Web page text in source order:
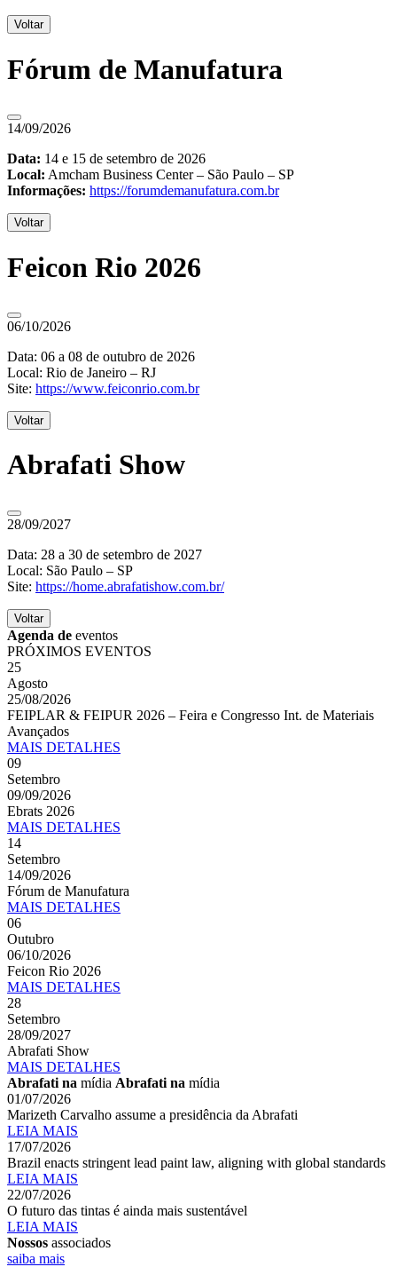
Voltar
Fórum de Manufatura
14/09/2026
Data: 14 e 15 de setembro de 2026
Local: Amcham Business Center – São Paulo – SP
Informações: https://forumdemanufatura.com.br
Voltar
Feicon Rio 2026
06/10/2026
Data: 06 a 08 de outubro de 2026
Local: Rio de Janeiro – RJ
Site: https://www.feiconrio.com.br
Voltar
Abrafati Show
28/09/2027
Data: 28 a 30 de setembro de 2027
Local: São Paulo – SP
Site: https://home.abrafatishow.com.br/
Voltar
Agenda de eventos
PRÓXIMOS EVENTOS
25
Agosto
25/08/2026
FEIPLAR & FEIPUR 2026 – Feira e Congresso Int. de Materiais
Avançados
MAIS DETALHES
09
Setembro
09/09/2026
Ebrats 2026
MAIS DETALHES
14
Setembro
14/09/2026
Fórum de Manufatura
MAIS DETALHES
06
Outubro
06/10/2026
Feicon Rio 2026
MAIS DETALHES
28
Setembro
28/09/2027
Abrafati Show
MAIS DETALHES
Abrafati na mídia Abrafati na mídia
01/07/2026
Marizeth Carvalho assume a presidência da Abrafati
LEIA MAIS
17/07/2026
Brazil enacts stringent lead paint law, aligning with global standards
LEIA MAIS
22/07/2026
O futuro das tintas é ainda mais sustentável
LEIA MAIS
Nossos associados
saiba mais